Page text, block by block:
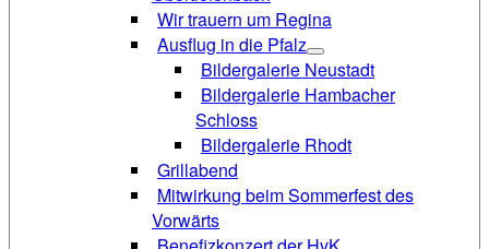
Wir trauern um Regina
Ausflug in die Pfalz
Bildergalerie Neustadt
Bildergalerie Hambacher
Schloss
Bildergalerie Rhodt
Grillabend
Mitwirkung beim Sommerfest des
Vorwärts